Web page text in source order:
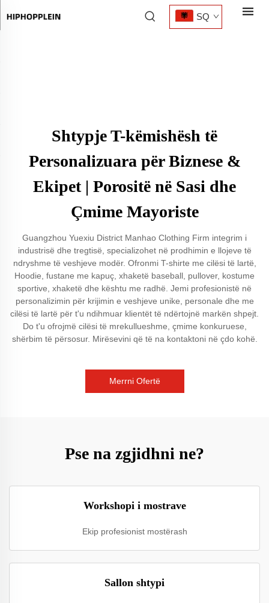
SQ
Shtypje T-këmishësh të
Personalizuara për Biznese &
Ekipet | Porositë në Sasi dhe
Çmime Mayoriste
Guangzhou Yuexiu District Manhao Clothing Firm integrim i
industrisë dhe tregtisë, specializohet në prodhimin e llojeve të
ndryshme të veshjeve modër. Ofronmi T-shirte me cilësi të lartë,
Hoodie, fustane me kapuç, xhaketë baseball, pullover, kostume
sportive, xhaketë dhe kështu me radhë. Jemi profesionistë në
personalizimin për krijimin e veshjeve unike, personale dhe me
cilësi të lartë për t'u ndihmuar klientët të ndërtojnë markën shpejt.
Do t'u ofrojmë cilësi të mrekullueshme, çmime konkuruese,
shërbim të përsosur. Mirësevini që të na kontaktoni në çdo kohë.
Merrni Ofertë
Pse na zgjidhni ne?
Workshopi i mostrave
Ekip profesionist mostërash
Sallon shtypi